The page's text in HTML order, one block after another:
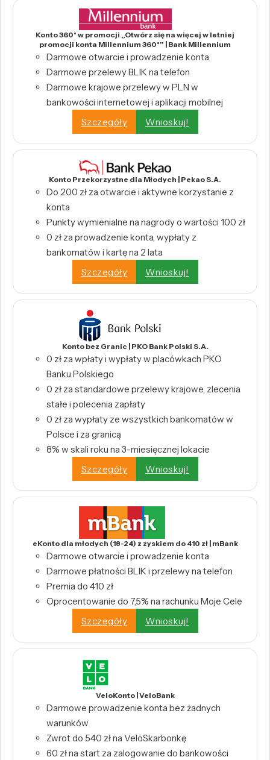
Konto 360° w promocji „Otwórz się na więcej w letniej
promocji konta Millennium 360°” | Bank Millennium
Darmowe otwarcie i prowadzenie konta
Darmowe przelewy BLIK na telefon
Darmowe krajowe przelewy w PLN w
bankowości internetowej i aplikacji mobilnej
Szczegóły
Wnioskuj!
Konto Przekorzystne dla Młodych | Pekao S.A.
Do 200 zł za otwarcie i aktywne korzystanie z
konta
Punkty wymienialne na nagrody o wartości 100 zł
0 zł za prowadzenie konta, wypłaty z
bankomatów i kartę na 2 lata
Szczegóły
Wnioskuj!
Konto bez Granic | PKO Bank Polski S.A.
0 zł za wpłaty i wypłaty w placówkach PKO
Banku Polskiego
0 zł za standardowe przelewy krajowe, zlecenia
stałe i polecenia zapłaty
0 zł za wypłaty ze wszystkich bankomatów w
Polsce i za granicą
8% w skali roku na 3-miesięcznej lokacie
Szczegóły
Wnioskuj!
eKonto dla młodych (18-24) z zyskiem do 410 zł | mBank
Darmowe otwarcie i prowadzenie konta
Darmowe płatności BLIK i przelewy na telefon
Premia do 410 zł
Oprocentowanie do 7,5% na rachunku Moje Cele
Szczegóły
Wnioskuj!
VeloKonto | VeloBank
Darmowe prowadzenie konta bez żadnych
warunków
Zwrot do 540 zł na VeloSkarbonkę
60 zł na start za zalogowanie do bankowości